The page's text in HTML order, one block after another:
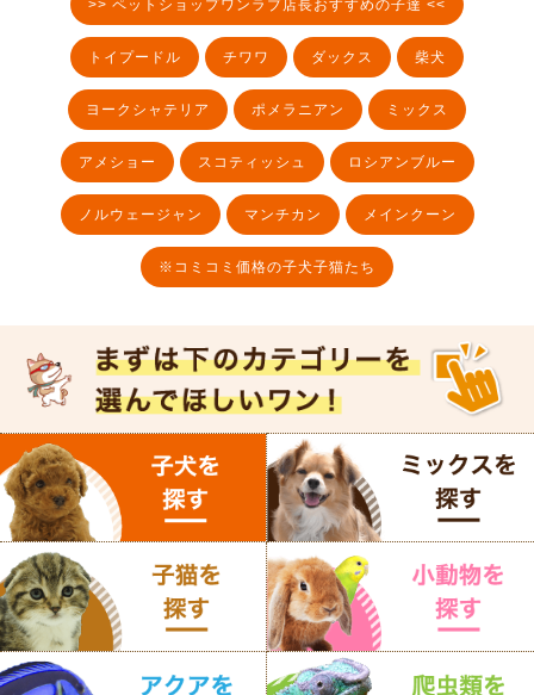
>> ペットショップワンラブ店長おすすめの子達 <<
トイプードル チワワ ダックス 柴犬
ヨークシャテリア ポメラニアン ミックス
アメショー スコティッシュ ロシアンブルー
ノルウェージャン マンチカン メインクーン
※コミコミ価格の子犬子猫たち